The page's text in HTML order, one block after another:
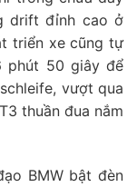
drift đỉnh cao ở
triển xe cũng tự
phút 50 giây để
vượt qua
thuần đua nắm
BMW bật đèn